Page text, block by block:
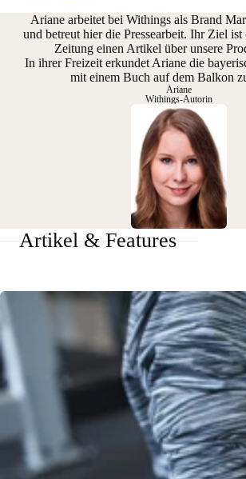
Ariane arbeitet bei Withings als Brand
und betreut hier die Pressearbeit. Ihr Ziel ist
Zeitung einen Artikel über unsere
In ihrer Freizeit erkundet Ariane die
mit einem Buch auf dem Balkon
Ariane
Withings-Autorin
Artikel & Features